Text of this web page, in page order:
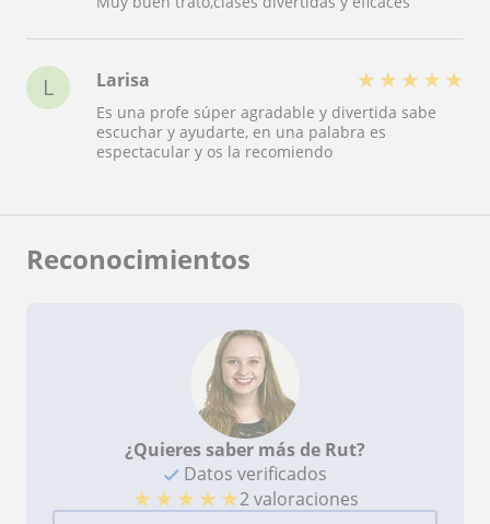
L Larisa ★ ★ ★ ★ ★
Es una profe súper agradable y divertida sabe
escuchar y ayudarte, en una palabra es
espectacular y os la recomiendo
Reconocimientos
¿Quieres saber más de Rut?
Datos verificados
★ ★ ★ ★ ★2 valoraciones